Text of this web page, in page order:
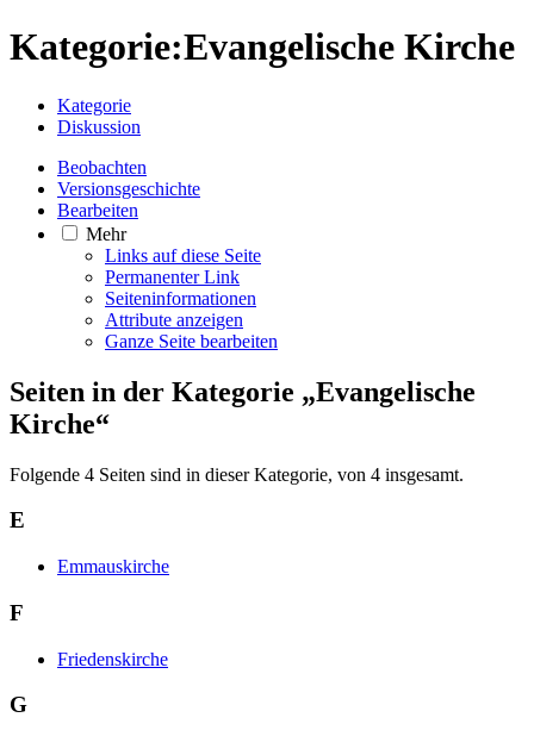
Kategorie:Evangelische Kirche
Kategorie
Diskussion
Beobachten
Versionsgeschichte
Bearbeiten
Mehr
Links auf diese Seite
Permanenter Link
Seiten­­informationen
Attribute anzeigen
Ganze Seite bearbeiten
Seiten in der Kategorie „Evangelische
Kirche“
Folgende 4 Seiten sind in dieser Kategorie, von 4 insgesamt.
E
Emmauskirche
F
Friedenskirche
G